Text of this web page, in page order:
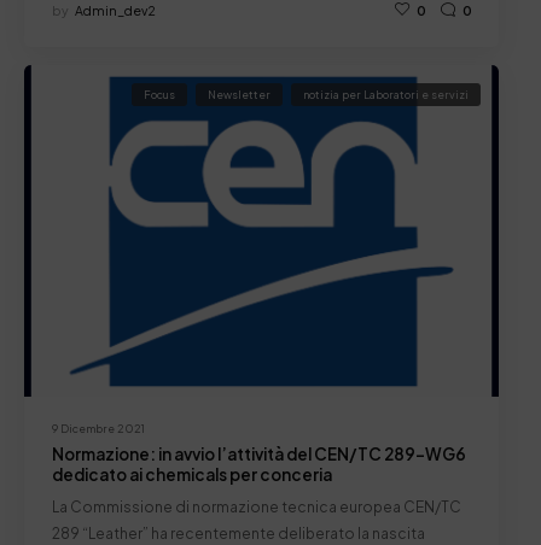
by Admin_dev2 0 0
9 Dicembre 2021
Focus Newsletter notizia per Laboratori e servizi
Normazione: in avvio l’attività del CEN/TC 289-WG6
dedicato ai chemicals per conceria
La Commissione di normazione tecnica europea CEN/TC
289 “Leather” ha recentemente deliberato la nascita